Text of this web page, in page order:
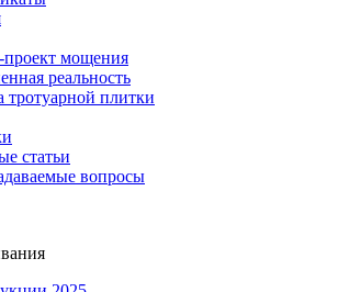
проект мощения
реальность
тротуарной плитки
статьи
вопросы